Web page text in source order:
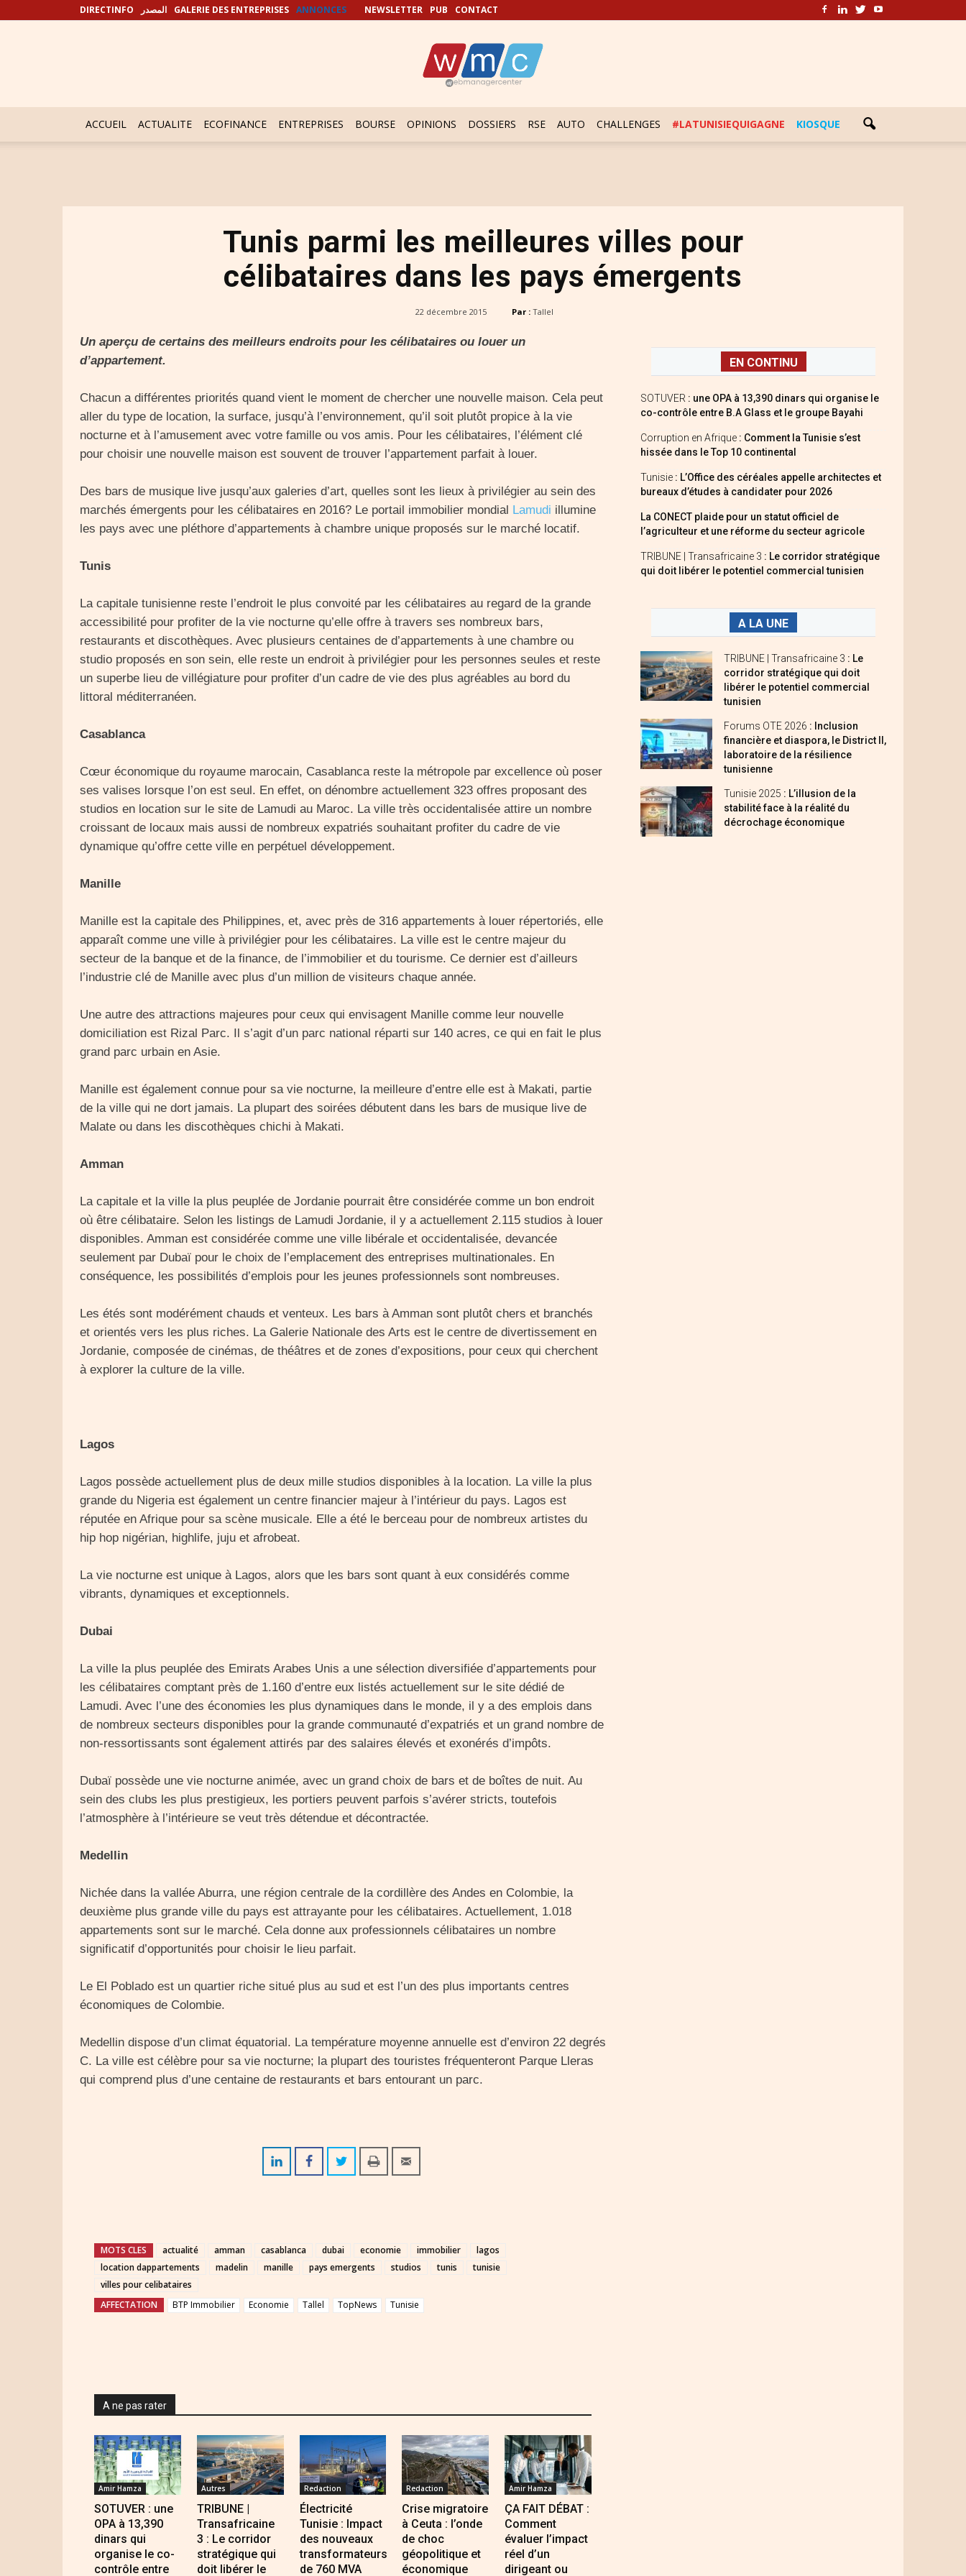
DIRECTINFO المصدر GALERIE DES ENTREPRISES ANNONCES NEWSLETTER PUB CONTACT
ACCUEIL ACTUALITE ECOFINANCE ENTREPRISES BOURSE OPINIONS DOSSIERS RSE AUTO CHALLENGES #LATUNISIEQUIGAGNE KIOSQUE
Tunis parmi les meilleures villes pour
célibataires dans les pays émergents
22 décembre 2015 Par : Tallel
Un aperçu de certains des meilleurs endroits pour les célibataires ou louer un
d’appartement.
Chacun a différentes priorités quand vient le moment de chercher une nouvelle maison. Cela peut
aller du type de location, la surface, jusqu’à l’environnement, qu’il soit plutôt propice à la vie
nocturne et à l’amusement avec votre famille ou vos amis. Pour les célibataires, l’élément clé
pour choisir une nouvelle maison est souvent de trouver l’appartement parfait à louer.
Des bars de musique live jusqu’aux galeries d’art, quelles sont les lieux à privilégier au sein des
marchés émergents pour les célibataires en 2016? Le portail immobilier mondial Lamudi illumine
les pays avec une pléthore d’appartements à chambre unique proposés sur le marché locatif.
Tunis
La capitale tunisienne reste l’endroit le plus convoité par les célibataires au regard de la grande
accessibilité pour profiter de la vie nocturne qu’elle offre à travers ses nombreux bars,
restaurants et discothèques. Avec plusieurs centaines de d’appartements à une chambre ou
studio proposés en son sein, elle reste un endroit à privilégier pour les personnes seules et reste
un superbe lieu de villégiature pour profiter d’un cadre de vie des plus agréables au bord du
littoral méditerranéen.
Casablanca
Cœur économique du royaume marocain, Casablanca reste la métropole par excellence où poser
ses valises lorsque l’on est seul. En effet, on dénombre actuellement 323 offres proposant des
studios en location sur le site de Lamudi au Maroc. La ville très occidentalisée attire un nombre
croissant de locaux mais aussi de nombreux expatriés souhaitant profiter du cadre de vie
dynamique qu’offre cette ville en perpétuel développement.
Manille
Manille est la capitale des Philippines, et, avec près de 316 appartements à louer répertoriés, elle
apparaît comme une ville à privilégier pour les célibataires. La ville est le centre majeur du
secteur de la banque et de la finance, de l’immobilier et du tourisme. Ce dernier est d’ailleurs
l’industrie clé de Manille avec plus d’un million de visiteurs chaque année.
Une autre des attractions majeures pour ceux qui envisagent Manille comme leur nouvelle
domiciliation est Rizal Parc. Il s’agit d’un parc national réparti sur 140 acres, ce qui en fait le plus
grand parc urbain en Asie.
Manille est également connue pour sa vie nocturne, la meilleure d’entre elle est à Makati, partie
de la ville qui ne dort jamais. La plupart des soirées débutent dans les bars de musique live de
Malate ou dans les discothèques chichi à Makati.
Amman
La capitale et la ville la plus peuplée de Jordanie pourrait être considérée comme un bon endroit
où être célibataire. Selon les listings de Lamudi Jordanie, il y a actuellement 2.115 studios à louer
disponibles. Amman est considérée comme une ville libérale et occidentalisée, devancée
seulement par Dubaï pour le choix de l’emplacement des entreprises multinationales. En
conséquence, les possibilités d’emplois pour les jeunes professionnels sont nombreuses.
Les étés sont modérément chauds et venteux. Les bars à Amman sont plutôt chers et branchés
et orientés vers les plus riches. La Galerie Nationale des Arts est le centre de divertissement en
Jordanie, composée de cinémas, de théâtres et de zones d’expositions, pour ceux qui cherchent
à explorer la culture de la ville.
Lagos
Lagos possède actuellement plus de deux mille studios disponibles à la location. La ville la plus
grande du Nigeria est également un centre financier majeur à l’intérieur du pays. Lagos est
réputée en Afrique pour sa scène musicale. Elle a été le berceau pour de nombreux artistes du
hip hop nigérian, highlife, juju et afrobeat.
La vie nocturne est unique à Lagos, alors que les bars sont quant à eux considérés comme
vibrants, dynamiques et exceptionnels.
Dubai
La ville la plus peuplée des Emirats Arabes Unis a une sélection diversifiée d’appartements pour
les célibataires comptant près de 1.160 d’entre eux listés actuellement sur le site dédié de
Lamudi. Avec l’une des économies les plus dynamiques dans le monde, il y a des emplois dans
de nombreux secteurs disponibles pour la grande communauté d’expatriés et un grand nombre de
non-ressortissants sont également attirés par des salaires élevés et exonérés d’impôts.
Dubaï possède une vie nocturne animée, avec un grand choix de bars et de boîtes de nuit. Au
sein des clubs les plus prestigieux, les portiers peuvent parfois s’avérer stricts, toutefois
l’atmosphère à l’intérieure se veut très détendue et décontractée.
Medellin
Nichée dans la vallée Aburra, une région centrale de la cordillère des Andes en Colombie, la
deuxième plus grande ville du pays est attrayante pour les célibataires. Actuellement, 1.018
appartements sont sur le marché. Cela donne aux professionnels célibataires un nombre
significatif d’opportunités pour choisir le lieu parfait.
Le El Poblado est un quartier riche situé plus au sud et est l’un des plus importants centres
économiques de Colombie.
Medellin dispose d’un climat équatorial. La température moyenne annuelle est d’environ 22 degrés
C. La ville est célèbre pour sa vie nocturne; la plupart des touristes fréquenteront Parque Lleras
qui comprend plus d’une centaine de restaurants et bars entourant un parc.
MOTS CLES actualité amman casablanca dubai economie immobilier
lagos
location dappartements
madelin manille pays emergents studios tunis
tunisie
villes pour celibataires
AFFECTATION
BTP Immobilier Economie Tallel TopNews Tunisie
A ne pas rater
Amir Hamza
SOTUVER : une
OPA à 13,390
dinars qui
organise le co-
contrôle entre
Autres
TRIBUNE |
Transafricaine
3 : Le corridor
stratégique qui
doit libérer le
Redaction
Électricité
Tunisie : Impact
des nouveaux
transformateurs
de 760 MVA
Redaction
Crise migratoire
à Ceuta : l’onde
de choc
géopolitique et
économique
Amir Hamza
ÇA FAIT DÉBAT :
Comment
évaluer l’impact
réel d’un
dirigeant ou
EN CONTINU
SOTUVER : une OPA à 13,390 dinars qui organise le
co-contrôle entre B.A Glass et le groupe Bayahi
Corruption en Afrique : Comment la Tunisie s’est
hissée dans le Top 10 continental
Tunisie : L’Office des céréales appelle architectes et
bureaux d’études à candidater pour 2026
La CONECT plaide pour un statut officiel de
l’agriculteur et une réforme du secteur agricole
TRIBUNE | Transafricaine 3 : Le corridor stratégique
qui doit libérer le potentiel commercial tunisien
A LA UNE
TRIBUNE | Transafricaine 3 : Le
corridor stratégique qui doit
libérer le potentiel commercial
tunisien
Forums OTE 2026 : Inclusion
financière et diaspora, le District II,
laboratoire de la résilience
tunisienne
Tunisie 2025 : L’illusion de la
stabilité face à la réalité du
décrochage économique